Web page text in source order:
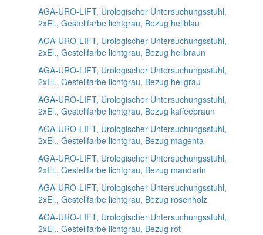
AGA-URO-LIFT, Urologischer Untersuchungsstuhl,
2xEl., Gestellfarbe lichtgrau, Bezug hellblau
AGA-URO-LIFT, Urologischer Untersuchungsstuhl,
2xEl., Gestellfarbe lichtgrau, Bezug hellbraun
AGA-URO-LIFT, Urologischer Untersuchungsstuhl,
2xEl., Gestellfarbe lichtgrau, Bezug hellgrau
AGA-URO-LIFT, Urologischer Untersuchungsstuhl,
2xEl., Gestellfarbe lichtgrau, Bezug kaffeebraun
AGA-URO-LIFT, Urologischer Untersuchungsstuhl,
2xEl., Gestellfarbe lichtgrau, Bezug magenta
AGA-URO-LIFT, Urologischer Untersuchungsstuhl,
2xEl., Gestellfarbe lichtgrau, Bezug mandarin
AGA-URO-LIFT, Urologischer Untersuchungsstuhl,
2xEl., Gestellfarbe lichtgrau, Bezug rosenholz
AGA-URO-LIFT, Urologischer Untersuchungsstuhl,
2xEl., Gestellfarbe lichtgrau, Bezug rot